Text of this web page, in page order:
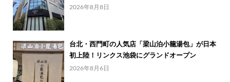
2026年8月8日
台北・西門町の人気店「梁山泊小籠湯包」が日本
初上陸！リンクス池袋にグランドオープン
2026年8月6日